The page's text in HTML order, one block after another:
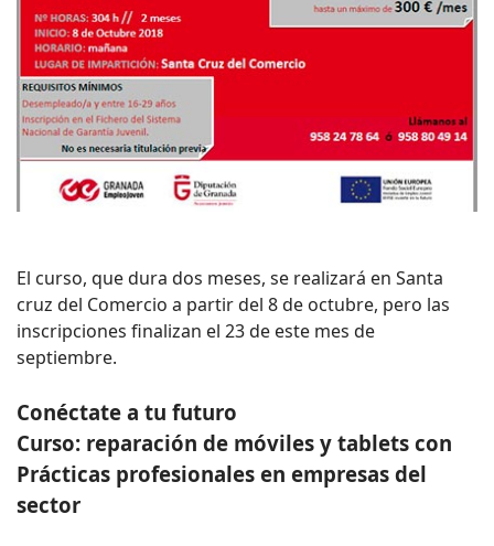
El curso, que dura dos meses, se realizará en Santa
cruz del Comercio a partir del 8 de octubre, pero las
inscripciones finalizan el 23 de este mes de
septiembre.
Conéctate a tu futuro
Curso: reparación de móviles y tablets con
Prácticas profesionales en empresas del
sector